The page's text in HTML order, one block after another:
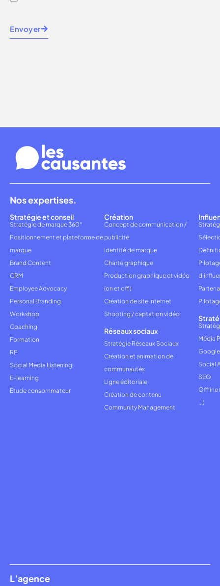
Envoyer
L’agence
Nos expertises.
Stratégie et conseil
Stratégie de marque 360°
Positionnement et plateforme de
marque
Brand Content
CRM
Employee Advocacy
Personal Branding
Workshop
Coaching
Formation
RP
Social Media Listening
E-learning
Étude consommateur
Création
Concept de communication /
publicité
Identité de marque
Charte graphique
Production graphique et vidéo
(on et off)
Création de site internet
Shooting / captation vidéo
Réseaux sociaux
Stratégie Réseaux Sociaux
Création et animation de
communautés
Ligne éditoriale
Création de contenu
Community Management
Média
Social
SEO
Offline
...)